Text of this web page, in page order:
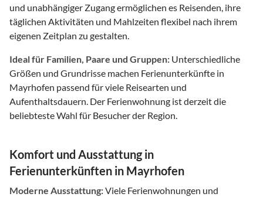
und unabhängiger Zugang ermöglichen es Reisenden, ihre
täglichen Aktivitäten und Mahlzeiten flexibel nach ihrem
eigenen Zeitplan zu gestalten.
Ideal für Familien, Paare und Gruppen: Unterschiedliche
Größen und Grundrisse machen Ferienunterkünfte in
Mayrhofen passend für viele Reisearten und
Aufenthaltsdauern. Der Ferienwohnung ist derzeit die
beliebteste Wahl für Besucher der Region.
Komfort und Ausstattung in
Ferienunterkünften in Mayrhofen
Moderne Ausstattung:Viele Ferienwohnungen und